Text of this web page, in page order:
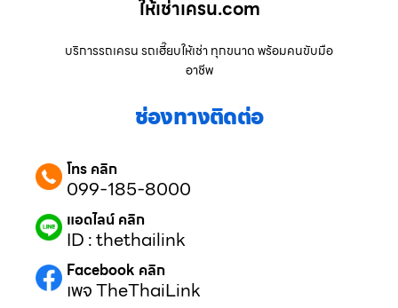
ให้เช่าเครน.com
บริการรถเครน รถเฮี๊ยบให้เช่า ทุกขนาด พร้อมคนขับมือ
อาชีพ
ช่องทางติดต่อ
โทร คลิก
099-185-8000
แอดไลน์ คลิก
ID : thethailink
Facebook คลิก
เพจ TheThaiLink